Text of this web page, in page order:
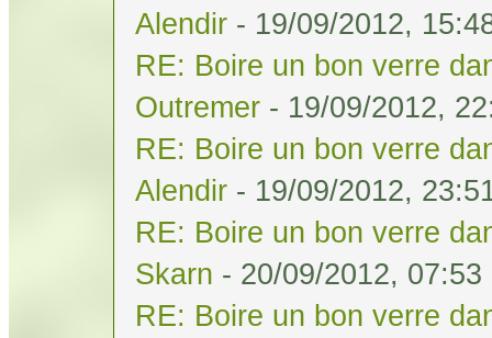
Alendir - 19/09/2012,
RE: Boire un bon verre
Outremer - 19/09/2012,
RE: Boire un bon verre
Alendir - 19/09/2012,
RE: Boire un bon verre
Skarn - 20/09/2012, 07:53
RE: Boire un bon verre